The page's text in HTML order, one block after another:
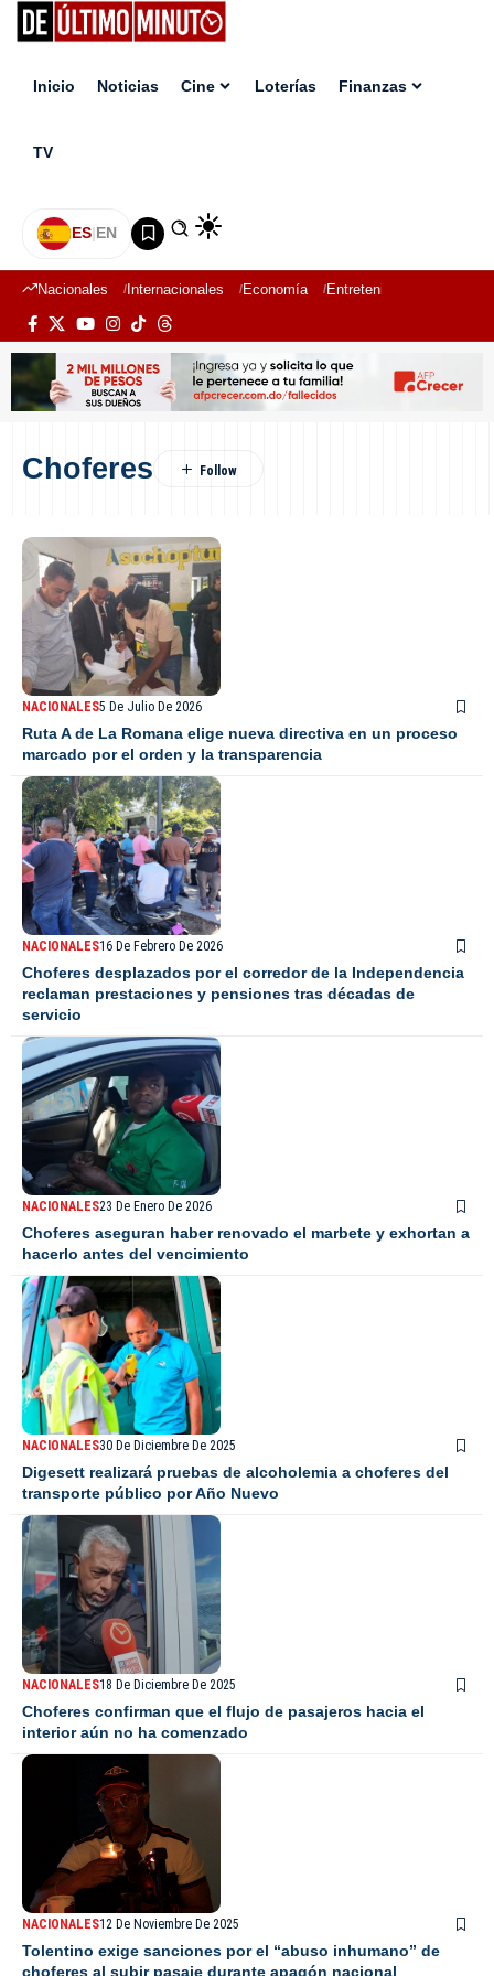
Inicio Noticias Cine Loterías Finanzas
TV
ES|EN
Nacionales Internacionales Economía Entretenimiento
Choferes
NACIONALES5 De Julio De 2026
Ruta A de La Romana elige nueva directiva en un proceso
marcado por el orden y la transparencia
NACIONALES16 De Febrero De 2026
Choferes desplazados por el corredor de la Independencia
reclaman prestaciones y pensiones tras décadas de
servicio
NACIONALES23 De Enero De 2026
Choferes aseguran haber renovado el marbete y exhortan a
hacerlo antes del vencimiento
NACIONALES30 De Diciembre De 2025
Digesett realizará pruebas de alcoholemia a choferes del
transporte público por Año Nuevo
NACIONALES18 De Diciembre De 2025
Choferes confirman que el flujo de pasajeros hacia el
interior aún no ha comenzado
NACIONALES12 De Noviembre De 2025
Tolentino exige sanciones por el “abuso inhumano” de
choferes al subir pasaje durante apagón nacional